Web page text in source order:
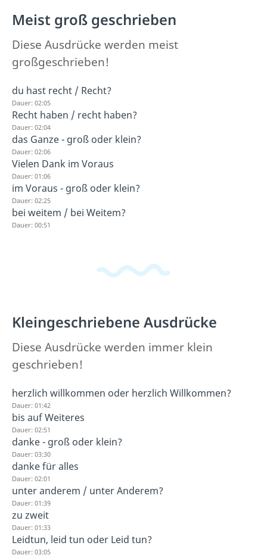
Meist groß geschrieben
Diese Ausdrücke werden meist
großgeschrieben!
du hast recht / Recht?
Dauer: 02:05
Recht haben / recht haben?
Dauer: 02:04
das Ganze - groß oder klein?
Dauer: 02:06
Vielen Dank im Voraus
Dauer: 01:06
im Voraus - groß oder klein?
Dauer: 02:25
bei weitem / bei Weitem?
Dauer: 00:51
Kleingeschriebene Ausdrücke
Diese Ausdrücke werden immer klein
geschrieben!
herzlich willkommen oder herzlich Willkommen?
Dauer: 01:42
bis auf Weiteres
Dauer: 02:51
danke - groß oder klein?
Dauer: 03:30
danke für alles
Dauer: 02:01
unter anderem / unter Anderem?
Dauer: 01:39
zu zweit
Dauer: 01:33
Leidtun, leid tun oder Leid tun?
Dauer: 03:05